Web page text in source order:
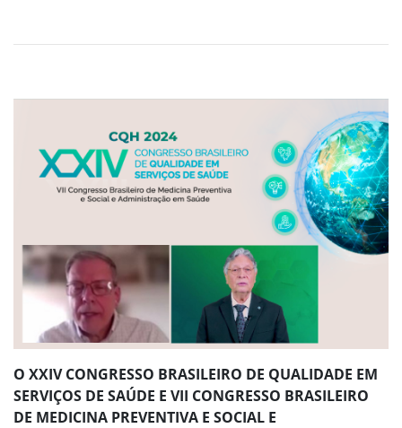
O XXIV CONGRESSO BRASILEIRO DE QUALIDADE EM
SERVIÇOS DE SAÚDE E VII CONGRESSO BRASILEIRO
DE MEDICINA PREVENTIVA E SOCIAL E